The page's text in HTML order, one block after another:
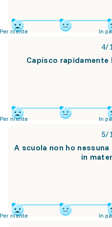
niente In
4/
Capisco
niente In
5/
A scuola non ho
in
niente In